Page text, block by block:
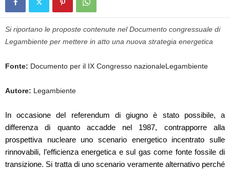
Si riportano le proposte contenute nel Documento congressuale di
Legambiente per mettere in atto una nuova strategia energetica
Fonte: Documento per il IX Congresso nazionaleLegambiente
Autore: Legambiente
In occasione del referendum di giugno è stato possibile, a
differenza di quanto accadde nel 1987, contrapporre alla
prospettiva nucleare uno scenario energetico incentrato sulle
rinnovabili, l’efficienza energetica e sul gas come fonte fossile di
transizione. Si tratta di uno scenario veramente alternativo perché